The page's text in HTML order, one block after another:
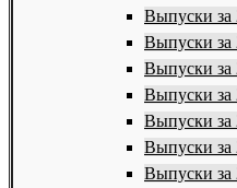
Выпуски за
Выпуски за
Выпуски за
Выпуски за
Выпуски за
Выпуски за
Выпуски за